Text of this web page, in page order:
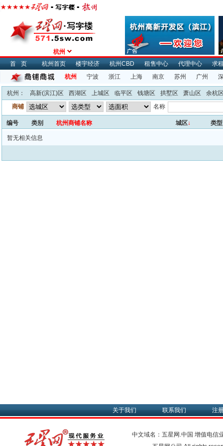
杭州
首页
杭州首页 楼宇经济 杭州CBD 租售中心 代理中心
求
杭州
宁波 浙江 上海 南京 苏州 广州
杭州： 高新(滨江)区 西湖区 上城区 临平区 钱塘区 拱墅区 萧山区
余杭
商铺
名称
编号 类别 杭州商铺名称 城区↓ 类型
暂无相关信息
关于我们 联系我们 注
中文域名：五星网.中国 增值电信